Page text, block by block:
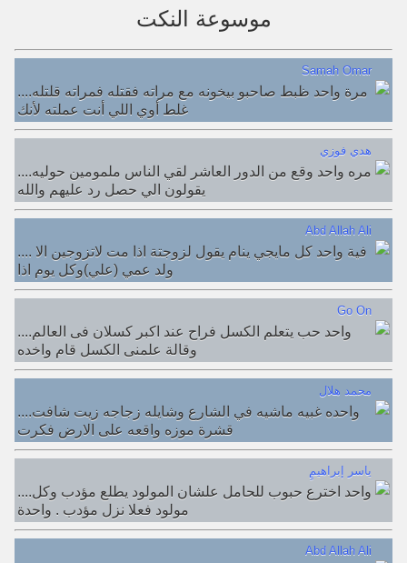
موسوعة النكت
Samah Omar
....مرة واحد ظبط صاحبو بيخونه مع مراته فقتله فمراته قلتله
غلط أوي اللي أنت عملته ﻷنك
هدي فوزي
....مره واحد وقع من الدور العاشر لقي الناس ملمومين حوليه
يقولون الي حصل رد عليهم والله
Abd Allah Ali
.... فية واحد كل مايجي ينام يقول لزوجتة اذا مت لاتزوجين الا
ولد عمي (علي)وكل يوم اذا
Go On
....واحد حب يتعلم الكسل فراح عند اكبر كسلان فى العالم
وقالة علمنى الكسل قام واخده
محمد هلال
....واحده غبيه ماشيه في الشارع وشايله زجاجه زيت شافت
قشرة موزه واقعه على الارض فكرت
ِِِياسر إبراهيم
....واحد اخترع حبوب للحامل علشان المولود يطلع مؤدب وكل
مولود فعلا نزل مؤدب . واحدة
Abd Allah Ali